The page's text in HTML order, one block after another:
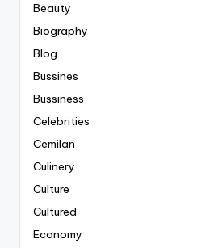
Beauty
Biography
Blog
Bussines
Bussiness
Celebrities
Cemilan
Culinery
Culture
Cultured
Economy